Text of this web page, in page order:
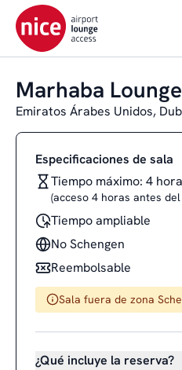
Marhaba Lounge
Emiratos Árabes Unidos,
Especificaciones de sala
Tiempo máximo: 4
(acceso 4 horas antes
Tiempo ampliable
No Schengen
Reembolsable
Sala fuera de zona
¿Qué incluye la reserva?